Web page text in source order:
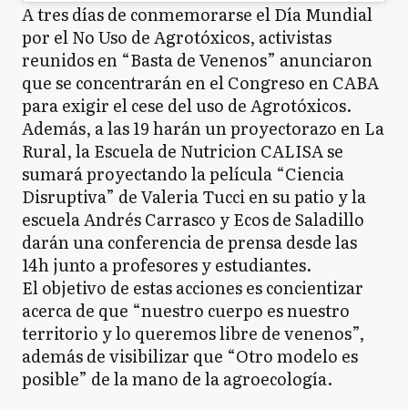
A tres días de conmemorarse el Día Mundial
por el No Uso de Agrotóxicos, activistas
reunidos en “Basta de Venenos” anunciaron
que se concentrarán en el Congreso en CABA
para exigir el cese del uso de Agrotóxicos.
Además, a las 19 harán un proyectorazo en La
Rural, la Escuela de Nutricion CALISA se
sumará proyectando la película “Ciencia
Disruptiva” de Valeria Tucci en su patio y la
escuela Andrés Carrasco y Ecos de Saladillo
darán una conferencia de prensa desde las
14h junto a profesores y estudiantes.
El objetivo de estas acciones es concientizar
acerca de que “nuestro cuerpo es nuestro
territorio y lo queremos libre de venenos”,
además de visibilizar que “Otro modelo es
posible” de la mano de la agroecología.